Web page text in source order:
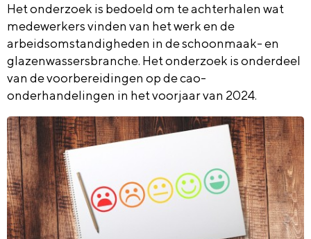
Het onderzoek is bedoeld om te achterhalen wat
medewerkers vinden van het werk en de
arbeidsomstandigheden in de schoonmaak- en
glazenwassersbranche. Het onderzoek is onderdeel
van de voorbereidingen op de cao-
onderhandelingen in het voorjaar van 2024.